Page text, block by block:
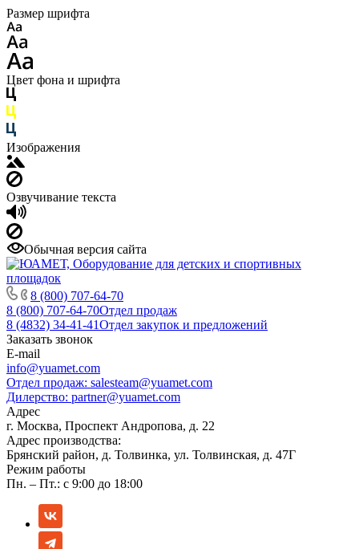
Размер шрифта
Цвет фона и шрифта
Изображения
Озвучивание текста
Обычная версия сайта
8 (800) 707-64-70
8 (800) 707-64-70Отдел продаж
8 (4832) 34-41-41Отдел закупок и предложений
Заказать звонок
E-mail
info@yuamet.com
Отдел продаж: salesteam@yuamet.com
Дилерство: partner@yuamet.com
Адрес
г. Москва, Проспект Андропова, д. 22
Адрес производства:
Брянский район, д. Толвинка, ул. Толвинская, д. 47Г
Режим работы
Пн. – Пт.: с 9:00 до 18:00